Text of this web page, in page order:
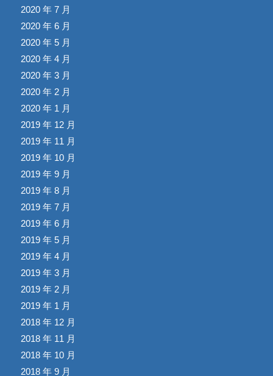
2020 年 7 月
2020 年 6 月
2020 年 5 月
2020 年 4 月
2020 年 3 月
2020 年 2 月
2020 年 1 月
2019 年 12 月
2019 年 11 月
2019 年 10 月
2019 年 9 月
2019 年 8 月
2019 年 7 月
2019 年 6 月
2019 年 5 月
2019 年 4 月
2019 年 3 月
2019 年 2 月
2019 年 1 月
2018 年 12 月
2018 年 11 月
2018 年 10 月
2018 年 9 月